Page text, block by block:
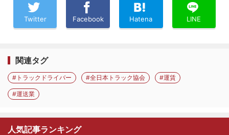
Twitter Facebook Hatena LINE
関連タグ
#トラックドライバー #全日本トラック協会 #運賃
#運送業
人気記事ランキング